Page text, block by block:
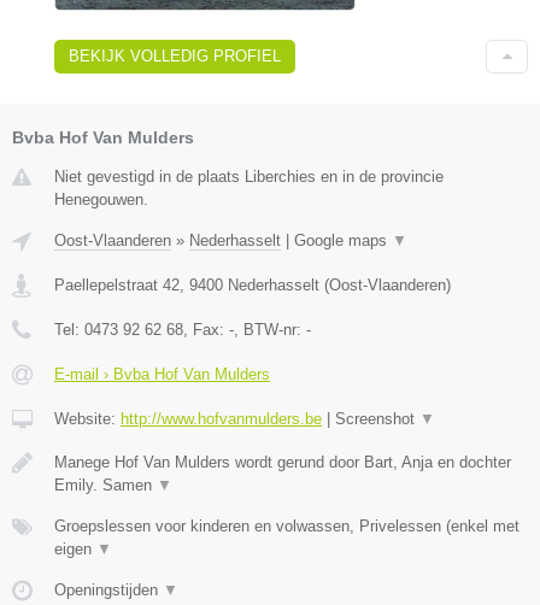
BEKIJK VOLLEDIG PROFIEL
Bvba Hof Van Mulders
Niet gevestigd in de plaats Liberchies en in de provincie
Henegouwen.
Oost-Vlaanderen » Nederhasselt Google maps ▼
Paellepelstraat 42, 9400 Nederhasselt (Oost-Vlaanderen)
Tel: 0473 92 62 68, Fax: -, BTW-nr: -
E-mail › Bvba Hof Van Mulders
Website: http://www.hofvanmulders.be Screenshot ▼
Manege Hof Van Mulders wordt gerund door Bart, Anja en dochter
Emily. Samen ▼
Groepslessen voor kinderen en volwassen, Privelessen (enkel met
eigen ▼
Openingstijden ▼